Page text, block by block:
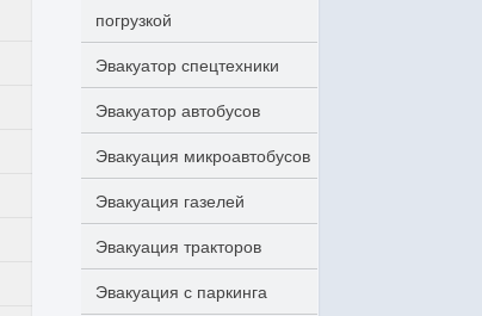
погрузкой
Эвакуатор спецтехники
Эвакуатор автобусов
Эвакуация микроавтобусов
Эвакуация газелей
Эвакуация тракторов
Эвакуация с паркинга